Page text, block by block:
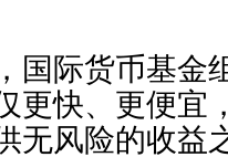
国际货币基金
更快、更便宜
无风险的收益